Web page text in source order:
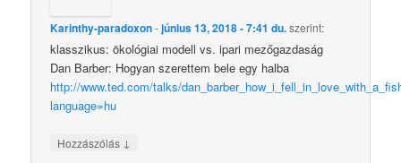
Karinthy-paradoxon-június 13, 2018 - 7:41 du.szerint:
klasszikus: ökológiai modell vs. ipari mezőgazdaság
Dan Barber: Hogyan szerettem bele egy halba
http://www.ted.com/talks/
language=hu
Hozzászólás ↓